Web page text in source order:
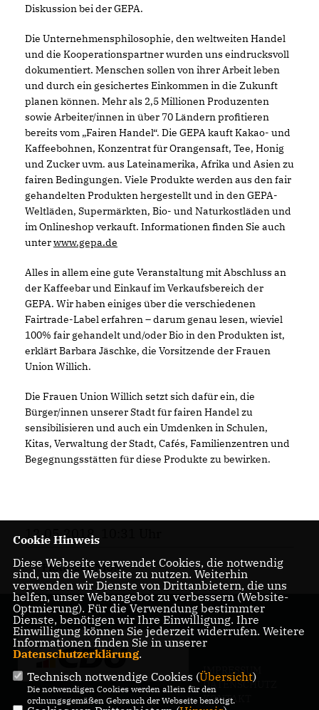
Diskussion bei der GEPA.
Die Unternehmensphilosophie, den weltweiten Handel
und die Kooperationspartner wurden uns eindrucksvoll
dokumentiert. Menschen sollen von ihrer Arbeit leben
und durch ein gesichertes Einkommen in die Zukunft
planen können. Mehr als 2,5 Millionen Produzenten
sowie Arbeiter/innen in über 70 Ländern profitieren
bereits vom „Fairen Handel“. Die GEPA kauft Kakao- und
Kaffeebohnen, Konzentrat für Orangensaft, Tee, Honig
und Zucker uvm. aus Lateinamerika, Afrika und Asien zu
fairen Bedingungen. Viele Produkte werden aus den fair
gehandelten Produkten hergestellt und in den GEPA-
Weltläden, Supermärkten, Bio- und Naturkostläden und
im Onlineshop verkauft. Informationen finden Sie auch
unterwww.gepa.de
Alles in allem eine gute Veranstaltung mit Abschluss an
der Kaffeebar und Einkauf im Verkaufsbereich der
GEPA. Wir haben einiges über die verschiedenen
Fairtrade-Label erfahren – darum genau lesen, wieviel
100% fair gehandelt und/oder Bio in den Produkten ist,
erklärt Barbara Jäschke, die Vorsitzende der Frauen
Union Willich.
Die Frauen Union Willich setzt sich dafür ein, die
Bürger/innen unserer Stadt für fairen Handel zu
sensibilisieren und auch ein Umdenken in Schulen,
Kitas, Verwaltung der Stadt, Cafés, Familienzentren und
Begegnungsstätten für diese Produkte zu bewirken.
12.05.2018, 10:31 Uhr
FRAUEN UNION
IMPRESSUM
DATENSCHUTZ
KONTAKT
Cookie Hinweis
Diese Webseite verwendet Cookies, die notwendig
sind, um die Webseite zu nutzen. Weiterhin
verwenden wir Dienste von Drittanbietern, die uns
helfen, unser Webangebot zu verbessern (Website-
Optmierung). Für die Verwendung bestimmter
Dienste, benötigen wir Ihre Einwilligung. Ihre
Einwilligung können Sie jederzeit widerrufen. Weitere
Informationen finden Sie in unserer
Datenschutzerklärung.
Technisch notwendige Cookies (Übersicht)
Die notwendigen Cookies werden allein für den
ordnungsgemäßen Gebrauch der Webseite benötigt.